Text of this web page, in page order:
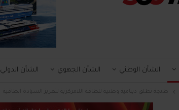
الشأن الوطني الشأن الجهوي الشأن الدولي